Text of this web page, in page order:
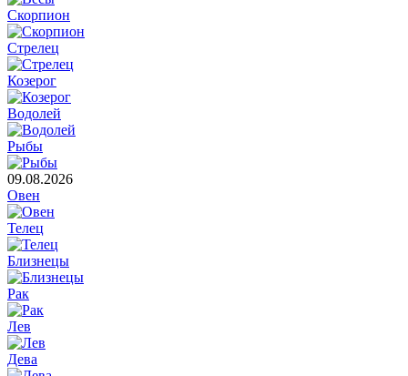
Скорпион
Стрелец
Козерог
Водолей
Рыбы
09.08.2026
Овен
Телец
Близнецы
Рак
Лев
Дева